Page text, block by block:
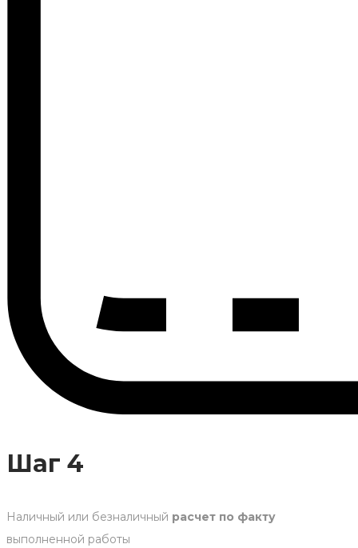
Шаг 4
Наличный или безналичный расчет по факту
выполненной работы